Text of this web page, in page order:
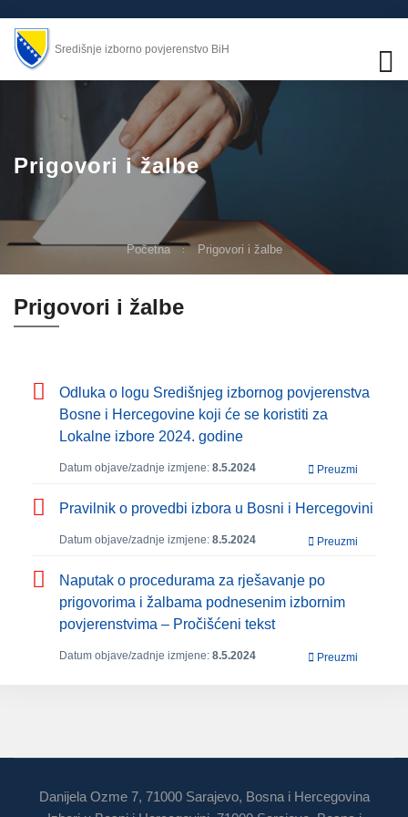
Središnje izborno povjerenstvo BiH
Prigovori i žalbe
Početna Prigovori i žalbe
Prigovori i žalbe
Odluka o logu Središnjeg izbornog povjerenstva
Bosne i Hercegovine koji će se koristiti za
Lokalne izbore 2024. godine
Datum objave/zadnje izmjene: 8.5.2024 Preuzmi
Pravilnik o provedbi izbora u Bosni i Hercegovini
Datum objave/zadnje izmjene: 8.5.2024 Preuzmi
Naputak o procedurama za rješavanje po
prigovorima i žalbama podnesenim izbornim
povjerenstvima – Pročišćeni tekst
Datum objave/zadnje izmjene: 8.5.2024 Preuzmi
Danijela Ozme 7, 71000 Sarajevo, Bosna i Hercegovina